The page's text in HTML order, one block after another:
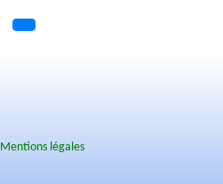
Mentions légales